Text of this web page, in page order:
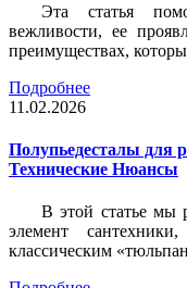
Эта статья
вежливости, ее
преимуществах,
Подробнее
11.02.2026
Полупьедесталы для
Технические Нюансы
В этой статье мы
элемент
классическим